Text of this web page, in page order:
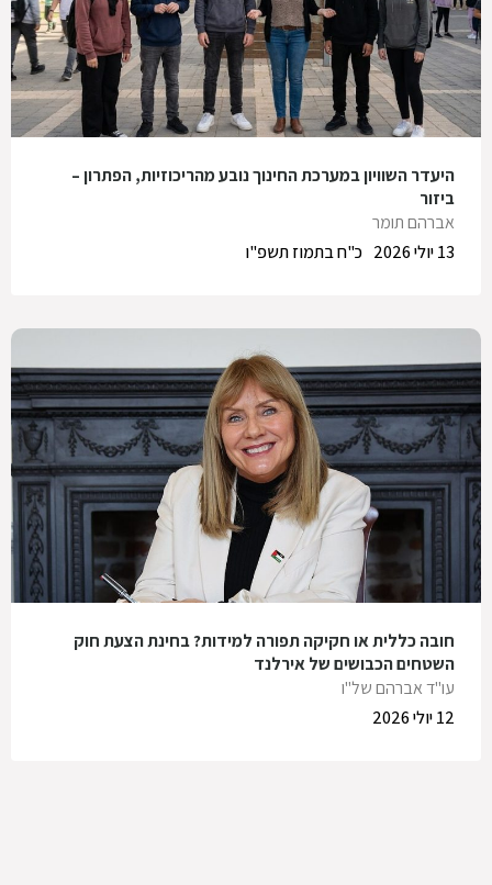
היעדר השוויון במערכת החינוך נובע מהריכוזיות, הפתרון –
ביזור
אברהם תומר
כ"ח בתמוז תשפ"ו
13 יולי 2026
חובה כללית או חקיקה תפורה למידות? בחינת הצעת חוק
השטחים הכבושים של אירלנד
עו"ד אברהם של"ו
12 יולי 2026